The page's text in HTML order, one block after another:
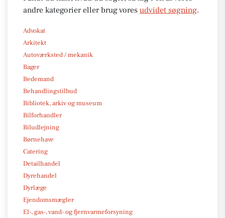
andre kategorier eller brug vores udvidet søgning.
Advokat
Arkitekt
Autoværksted / mekanik
Bager
Bedemand
Behandlingstilbud
Bibliotek, arkiv og museum
Bilforhandler
Biludlejning
Børnehave
Catering
Detailhandel
Dyrehandel
Dyrlæge
Ejendomsmægler
El-, gas-, vand- og fjernvarmeforsyning